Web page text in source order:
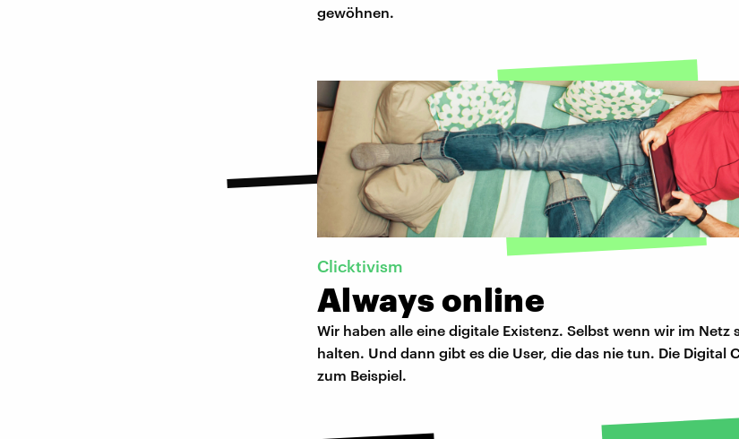
gewöhnen.
Clicktivism
Always online
Wir haben alle eine digitale Existenz. Selbst wenn wir im Netz
halten. Und dann gibt es die User, die das nie tun. Die Digital
zum Beispiel.